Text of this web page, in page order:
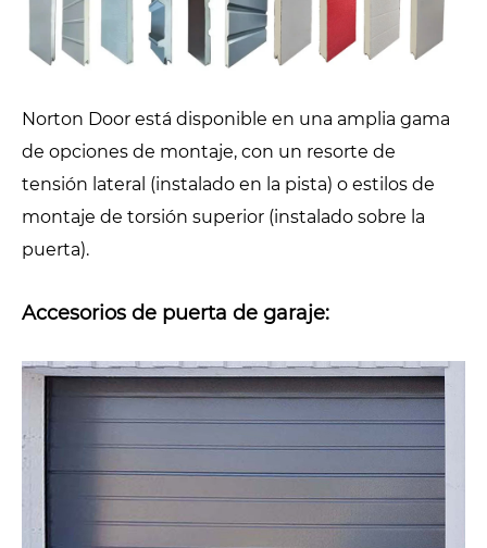
Norton Door está disponible en una amplia gama
de opciones de montaje, con un resorte de
tensión lateral (instalado en la pista) o estilos de
montaje de torsión superior (instalado sobre la
puerta).
Accesorios de puerta de garaje: